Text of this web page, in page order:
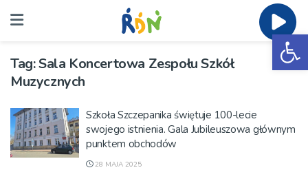
Tag:Sala Koncertowa Zespołu Szkół
Muzycznych
Szkoła Szczepanika świętuje 100-lecie
swojego istnienia. Gala Jubileuszowa głównym
punktem obchodów
28 MAJA 2025